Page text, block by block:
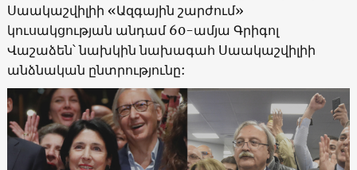
Սաակաշվիլիի «Ազգային շարժում»
կուսակցության անդամ 60-ամյա Գրիգոլ
Վաշաձեն՝ նախկին նախագահ Սաակաշվիլիի
անձնական ընտրությունը: